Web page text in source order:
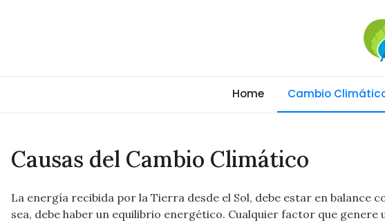
Cambio Climático Global
Home Cambio
Causas del Cambio Climático
La energía recibida por la Tierra desde el Sol, debe estar en balance
sea, debe haber un equilibrio energético. Cualquier factor que